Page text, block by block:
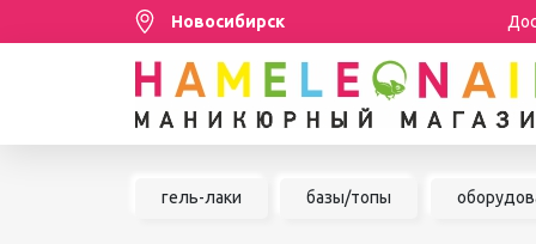
Новосибирск
Распродажа
гель-лаки базы/топы